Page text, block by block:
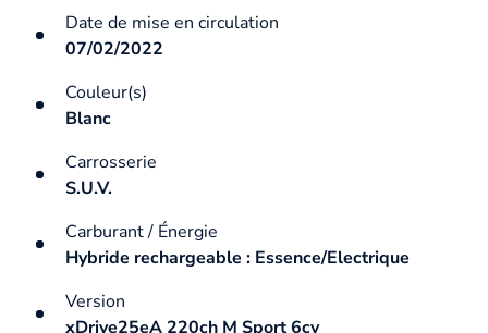
Date de mise en circulation
07/02/2022
Couleur(s)
Blanc
Carrosserie
S.U.V.
Carburant / Énergie
Hybride rechargeable : Essence/Electrique
Version
xDrive25eA 220ch M Sport 6cv